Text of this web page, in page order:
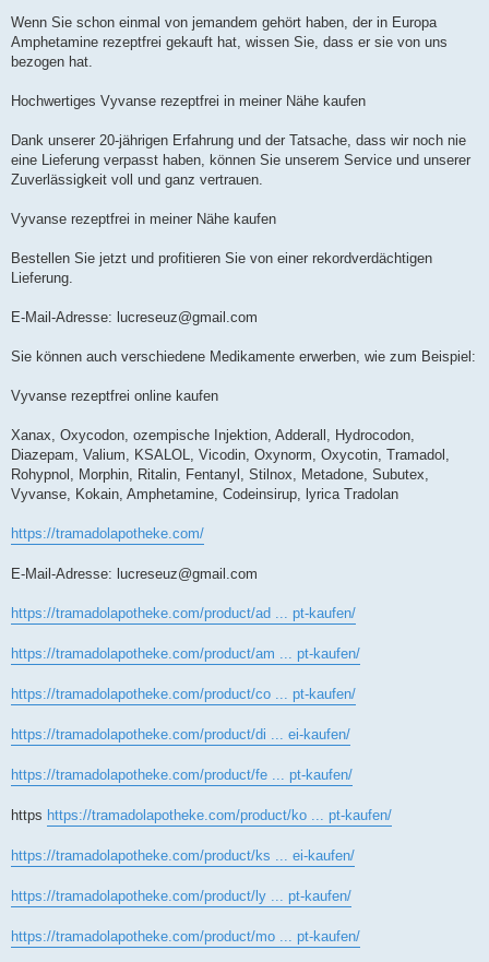
Wenn Sie schon einmal von jemandem gehört haben, der in Europa
Amphetamine rezeptfrei gekauft hat, wissen Sie, dass er sie von uns
bezogen hat.
Hochwertiges Vyvanse rezeptfrei in meiner Nähe kaufen
Dank unserer 20-jährigen Erfahrung und der Tatsache, dass wir noch nie
eine Lieferung verpasst haben, können Sie unserem Service und unserer
Zuverlässigkeit voll und ganz vertrauen.
Vyvanse rezeptfrei in meiner Nähe kaufen
Bestellen Sie jetzt und profitieren Sie von einer rekordverdächtigen
Lieferung.
E-Mail-Adresse: lucreseuz@gmail.com
Sie können auch verschiedene Medikamente erwerben, wie zum Beispiel:
Vyvanse rezeptfrei online kaufen
Xanax, Oxycodon, ozempische Injektion, Adderall, Hydrocodon,
Diazepam, Valium, KSALOL, Vicodin, Oxynorm, Oxycotin, Tramadol,
Rohypnol, Morphin, Ritalin, Fentanyl, Stilnox, Metadone, Subutex,
Vyvanse, Kokain, Amphetamine, Codeinsirup, lyrica Tradolan
https://tramadolapotheke.com/
E-Mail-Adresse: lucreseuz@gmail.com
https://tramadolapotheke.com/product/ad ... pt-kaufen/
https://tramadolapotheke.com/product/am ... pt-kaufen/
https://tramadolapotheke.com/product/co ... pt-kaufen/
https://tramadolapotheke.com/product/di ... ei-kaufen/
https://tramadolapotheke.com/product/fe ... pt-kaufen/
https https://tramadolapotheke.com/product/ko ... pt-kaufen/
https://tramadolapotheke.com/product/ks ... ei-kaufen/
https://tramadolapotheke.com/product/ly ... pt-kaufen/
https://tramadolapotheke.com/product/mo ... pt-kaufen/